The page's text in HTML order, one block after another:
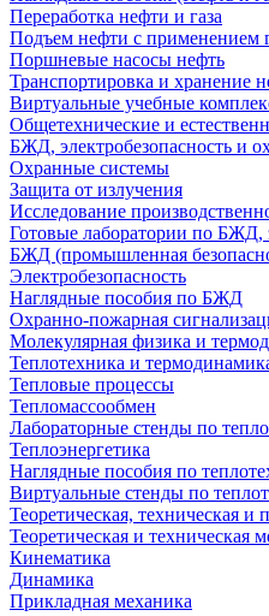
Переработка нефти и газа
Подъем нефти с применением
Поршневые насосы нефть
Транспортировка и хранение
Виртуальные учебные
Общетехнические и
БЖД, электробезопасность и
Охранные системы
Защита от излучения
Исследование
Готовые лаборатории по БЖД,
БЖД (промышленная
Электробезопасность
Наглядные пособия по БЖД
Охранно-пожарная
Молекулярная физика и
Теплотехника и
Тепловые процессы
Тепломассообмен
Лабораторные стенды по
Теплоэнергетика
Наглядные пособия по
Виртуальные стенды по
Теоретическая, техническая и
Теоретическая и техническая
Кинематика
Динамика
Прикладная механика